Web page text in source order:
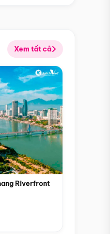
Xem tất cả
Riverfront